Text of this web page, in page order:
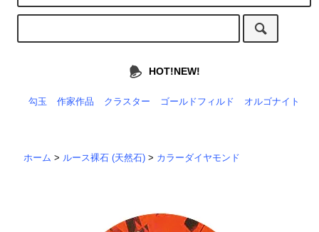
HOT!NEW!
勾玉 作家作品 クラスター ゴールドフィルド オルゴナイト
ホーム > ルース裸石 (天然石) > カラーダイヤモンド